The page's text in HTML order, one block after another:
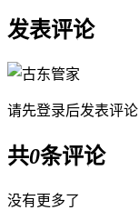
发表评论
请先登录后发表评论
共0条评论
没有更多了